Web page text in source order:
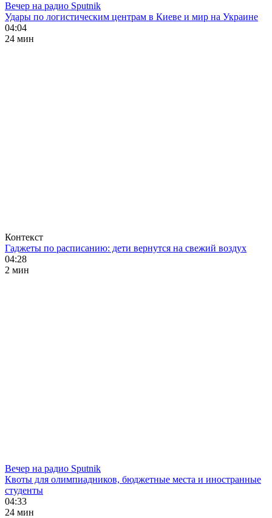
Вечер на радио Sputnik
Удары по логистическим центрам в Киеве и мир на Украине
04:04
24 мин
Контекст
Гаджеты по расписанию: дети вернутся на свежий воздух
04:28
2 мин
Вечер на радио Sputnik
Квоты для олимпиадников, бюджетные места и иностранные
студенты
04:33
24 мин